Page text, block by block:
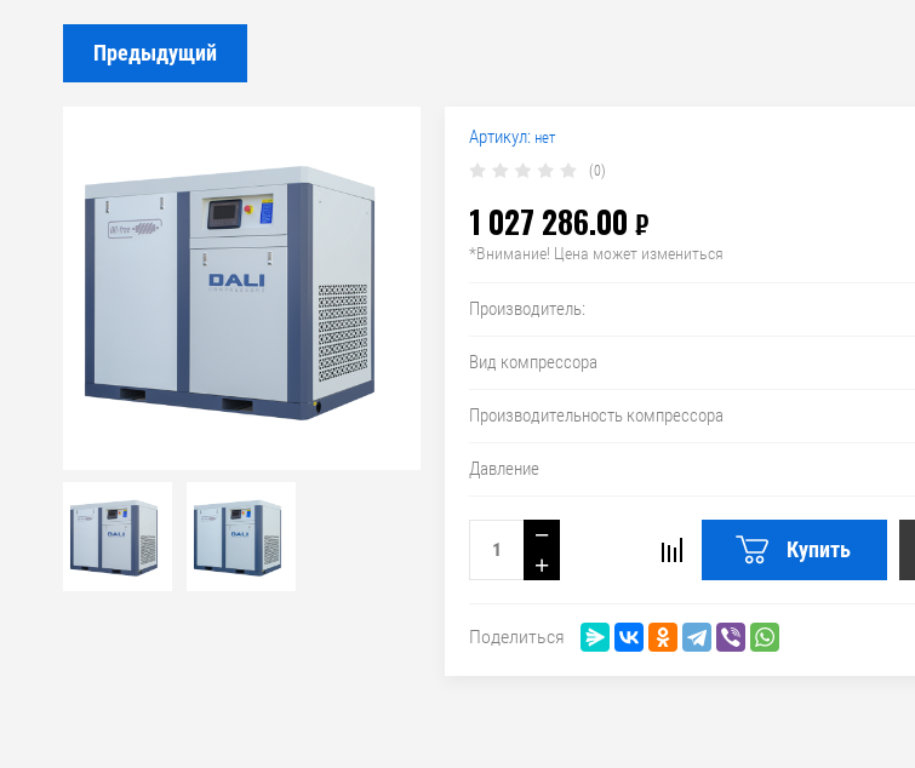
Предыдущий
Артикул: нет
(0)
1 027 286.00 ₽
*Внимание! Цена может измениться
Производитель:
Вид компрессора
Производительность компрессора
Давление
−
+
Купить
Поделиться